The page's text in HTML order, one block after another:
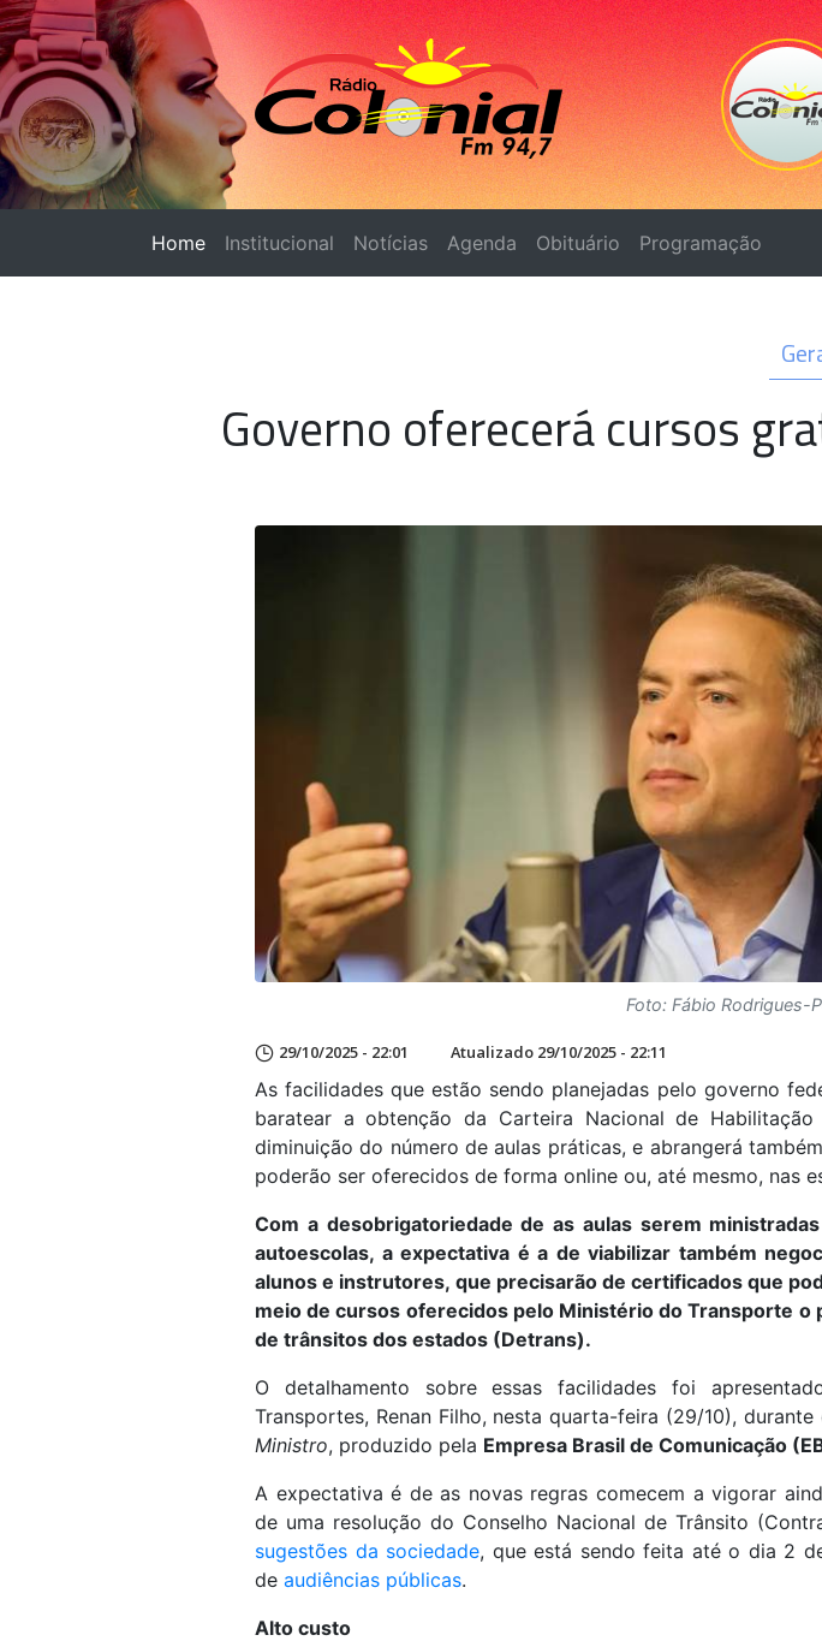
Home (página atual)
Institucional Notícias Agenda Obituário Programação
Governo oferecerá cursos
Foto: Fábio Rodrigues-
29/10/2025 - 22:01 Atualizado 29/10/2025 - 22:11
As facilidades que estão sendo planejadas pelo governo
baratear a obtenção da Carteira Nacional de
diminuição do número de aulas práticas, e abrangerá
poderão ser oferecidos de forma online ou, até mesmo, nas
Com a desobrigatoriedade de as aulas serem
autoescolas, a expectativa é a de viabilizar também
alunos e instrutores, que precisarão de certificados que
meio de cursos oferecidos pelo Ministério do Transporte o
de trânsitos dos estados (Detrans).
O detalhamento sobre essas facilidades foi
Transportes, Renan Filho, nesta quarta-feira (29/10),
Ministro, produzido pela Empresa Brasil de Comunicação
A expectativa é de as novas regras comecem a vigorar
de uma resolução do Conselho Nacional de Trânsito
sugestões da sociedade, que está sendo feita até o dia 2
de audiências públicas.
Alto custo